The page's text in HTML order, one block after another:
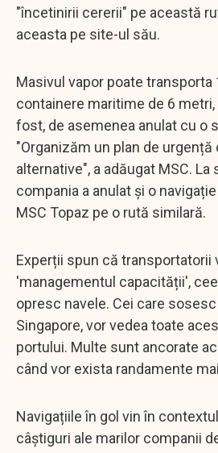
"încetinirii cererii" pe această
aceasta pe site-ul său.
Masivul vapor poate transporta
containere maritime de 6 metri,
fost, de asemenea anulat cu o
"Organizăm un plan de urgență
alternative", a adăugat MSC.
compania a anulat și o
MSC Topaz pe o rută similară.
Experții spun că transportatorii
'managementul capacității',
opresc navele. Cei care
Singapore, vor vedea toate
portului. Multe sunt ancorate
când vor exista randamente
Navigațiile în gol vin în
câștiguri ale marilor companii